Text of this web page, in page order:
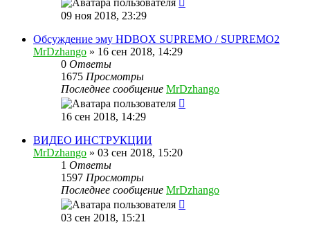
09 ноя 2018, 23:29
Обсуждение эму HDBOX SUPREMO / SUPREMO2
MrDzhango » 16 сен 2018, 14:29
0 Ответы
1675 Просмотры
Последнее сообщение MrDzhango
16 сен 2018, 14:29
ВИДЕО ИНСТРУКЦИИ
MrDzhango » 03 сен 2018, 15:20
1 Ответы
1597 Просмотры
Последнее сообщение MrDzhango
03 сен 2018, 15:21